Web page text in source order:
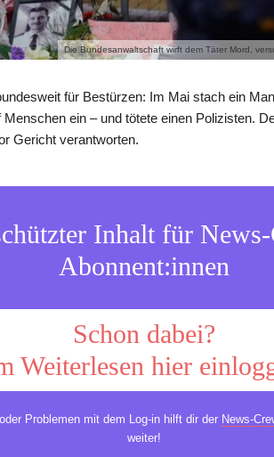
Die Bundesanwaltschaft wirft dem Täter Mord,
für Bestürzen: Im Mai stach ein
ein – und tötete einen Polizisten.
Gericht verantworten.
Inhalt für
Abonnent:innen
Schon dabei?
Weiterlesen hier
Problemen mit dem Log-in hilft dir der News-
weiter!